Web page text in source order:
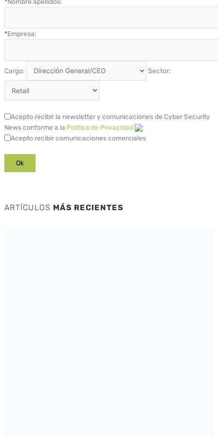
*Empresa:
Cargo: Sector:
Acepto recibir la newsletter y comunicaciones de Cyber Security
News conforme a la Política de Privacidad
Acepto recibir comunicaciones comerciales
ARTÍCULOS MÁS RECIENTES